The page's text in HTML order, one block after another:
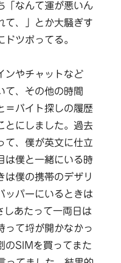
「なんて運が悪いん
て、」とか大騒ぎす
ツボってる。
ンやチャットなど
て、その他の時間
＝バイト探しの履歴
とにしました。過去
て、僕が英文に仕立
は僕と一緒にいる時
は僕の携帯のデザリ
ッパーにいるときは
あたって一両日は
って埒が開かなかっ
のSIMを買ってまた